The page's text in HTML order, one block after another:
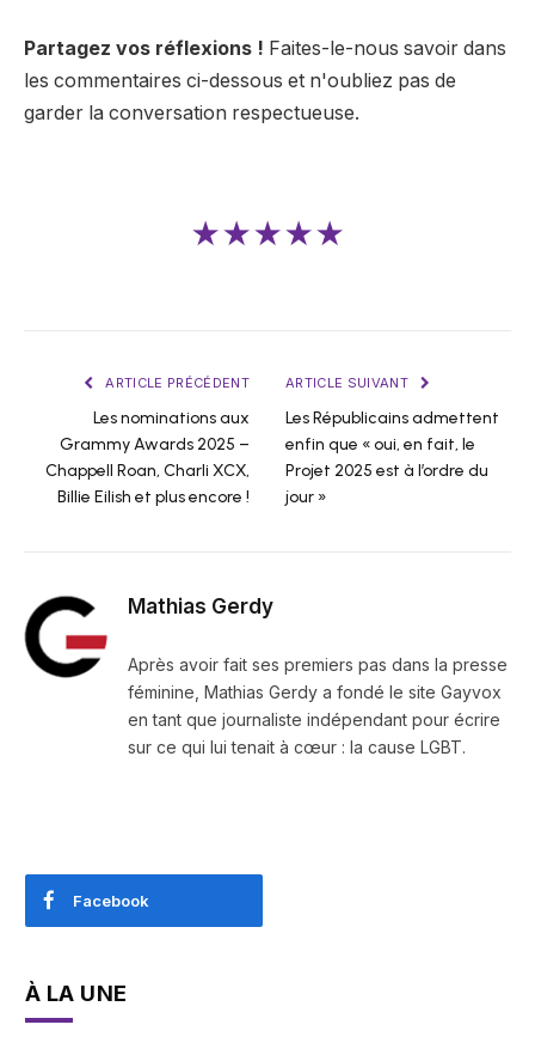
Partagez vos réflexions ! Faites-le-nous savoir dans
les commentaires ci-dessous et n'oubliez pas de
garder la conversation respectueuse.
★★★★★
ARTICLE PRÉCÉDENT
Les nominations aux
Grammy Awards 2025 –
Chappell Roan, Charli XCX,
Billie Eilish et plus encore !
ARTICLE SUIVANT
Les Républicains admettent
enfin que « oui, en fait, le
Projet 2025 est à l’ordre du
jour »
Mathias Gerdy
Après avoir fait ses premiers pas dans la presse
féminine, Mathias Gerdy a fondé le site Gayvox
en tant que journaliste indépendant pour écrire
sur ce qui lui tenait à cœur : la cause LGBT.
Facebook
À LA UNE